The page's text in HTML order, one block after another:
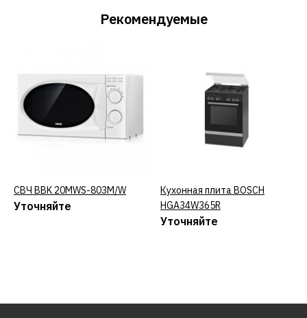
Рекомендуемые
КУПИТЬ
СВЧ BBK 20MWS-803M/W
Уточняйте
КУПИТЬ
Кухонная плита BOSCH
HGA34W365R
Уточняйте